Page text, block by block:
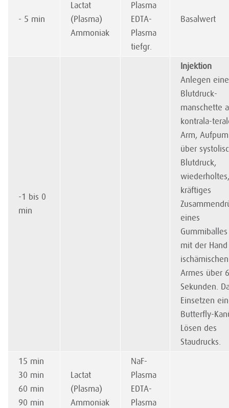
- 5 min
Lactat
(Plasma)
Ammoniak
Plasma
EDTA-
Plasma
tiefgr.
Basalwert
-1 bis 0
min
Injektion
Anlegen
Blutdruck-
manschette
kontrala-
Arm,
über
Blutdruck,
wiederholtes,
kräftiges
eines
mit der
ischämischen
Armes über
Sekunden.
Einsetzen
Butterfly-
Lösen des
Staudrucks.
15 min
30 min
60 min
90 min
Lactat
(Plasma)
Ammoniak
NaF-
Plasma
EDTA-
Plasma